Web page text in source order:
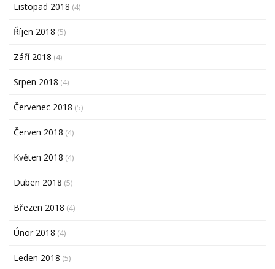
Listopad 2018 (4)
Říjen 2018 (5)
Září 2018 (4)
Srpen 2018 (4)
Červenec 2018 (5)
Červen 2018 (4)
Květen 2018 (4)
Duben 2018 (5)
Březen 2018 (4)
Únor 2018 (4)
Leden 2018 (5)